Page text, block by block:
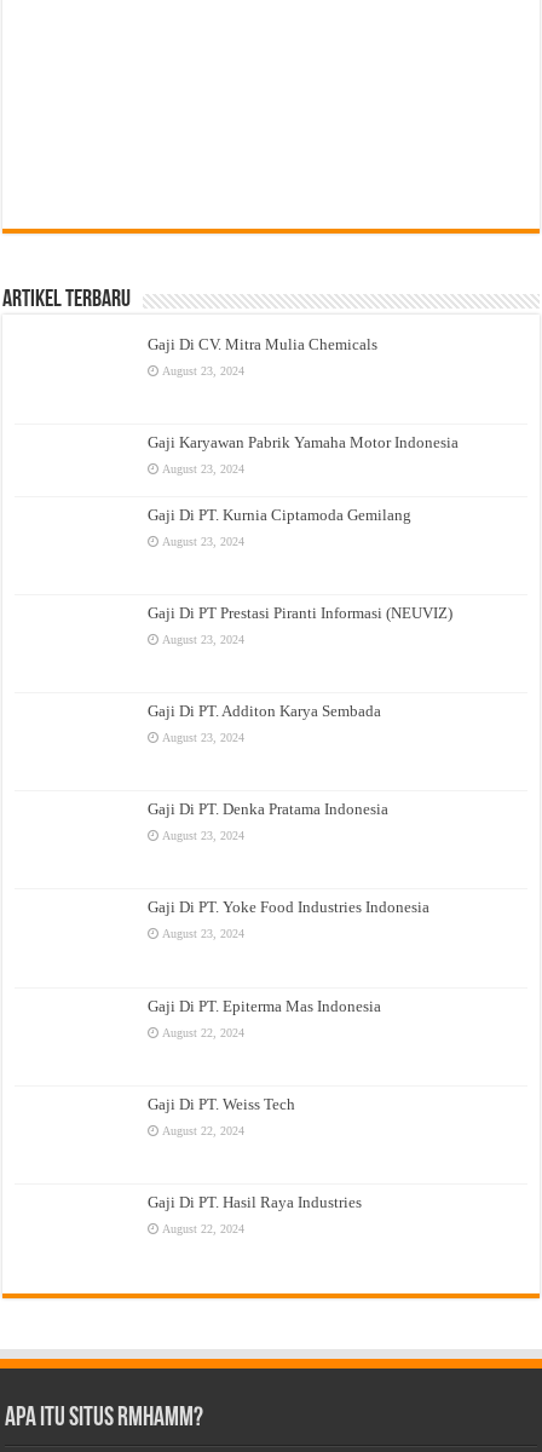
Artikel Terbaru
Gaji Di CV. Mitra Mulia Chemicals
August 23, 2024
Gaji Karyawan Pabrik Yamaha Motor Indonesia
August 23, 2024
Gaji Di PT. Kurnia Ciptamoda Gemilang
August 23, 2024
Gaji Di PT Prestasi Piranti Informasi (NEUVIZ)
August 23, 2024
Gaji Di PT. Additon Karya Sembada
August 23, 2024
Gaji Di PT. Denka Pratama Indonesia
August 23, 2024
Gaji Di PT. Yoke Food Industries Indonesia
August 23, 2024
Gaji Di PT. Epiterma Mas Indonesia
August 22, 2024
Gaji Di PT. Weiss Tech
August 22, 2024
Gaji Di PT. Hasil Raya Industries
August 22, 2024
Apa Itu Situs Rmhamm?